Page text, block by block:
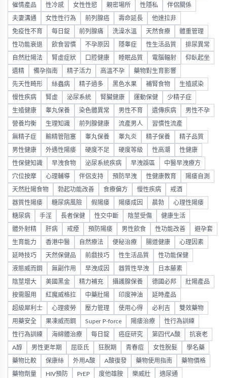
催情產品 性冷感 女性性慾 親密場所 性隱私 伴侶關係
夫妻溝通 女性性行為 前列腺癌 壽命延長 他達拉非
免疫性不育 每日錠 前列腺痛 洗澡水溫 天然食療 體重管理
性功能衰退 飲食習慣 不孕原因 隱睾症 性生活品質 排尿異常
自然壯陽法 腎虛症狀 口腔健康 睡眠品質 電腦輻射 仰臥起坐
遺精 備孕指南 精子活力 高溫不孕 藥物對生育影響
先天性畸形 絲蟲病 精子過多 黑色水果 補腎食物 生殖感染
慢性疾病 腎虛 泌尿系統 腎臟健康 運動保健 少精子症
生殖健康 睾丸保養 染色體異常 男性不育 遺傳疾病 男性不孕
營養均衡 生理知識 前列腺健康 流產男人 習慣性流產
無精子症 輸精管阻塞 睾丸保養 睾丸炎 精子保養 精子品質
男性健康 外遇性陽痿 硬度不足 硬度等級 性高潮 性健康
性保健知識 早洩食物 泌尿系統疾病 早洩誤區 中醫早洩療方
穴位按摩 心理輔導 伴侶支持 預防早洩 性健康教育 陽痿自測
天然壯陽食物 勃起功能改善 食療偏方 慢性疾病 戒酒
器質性陽痿 糖尿病風險 假陽痿 陽痿成因 晨勃 心理性陽痿
糖尿病 手淫 長者保健 性交中斷 陰莖受傷 健康生活
體外射精 肝病 戒煙 預防陽痿 男性飲食 性功能改善 避孕套
生育能力 香港中醫 自然療法 便秘治療 腸道健康 心理因素
延時技巧 天然保健品 前戲技巧 性生活品質 性功能保健
液態威而鋼 無副作用 早洩成因 器質性早洩 日本藤素
陰莖增大 美國黑金 精力補充 攝護腺保養 德國必邦 壯陽產品
按需服用 紅魔威格拉 中藥壯陽 印度神油 延時產品
超級犀利士 心理疲勞 壓力管理 使用心得 必利吉 雙效藥物
用藥安全 果凍威而鋼 Super P-force 陽痿治療 性行為訓練
性行為訓練 海綿體治療 每日錠 癌症研究 第四代A酸 抗衰老
A醇 男性更年期 屈臣氏 狂脫期 青春痘 女性脫髮 學名藥
藥物比較 保康絲 外用A酸 A酸復發 藥物使用指南 藥物價格
藥物劑量 HIV預防 PrEP 度他雄胺 樂威壯 適尿通